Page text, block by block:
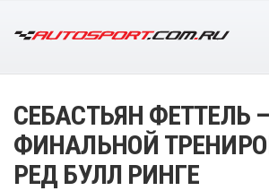
СЕБАСТЬЯН ФЕТТЕЛЬ
ФИНАЛЬНОЙ
РЕД БУЛЛ РИНГЕ